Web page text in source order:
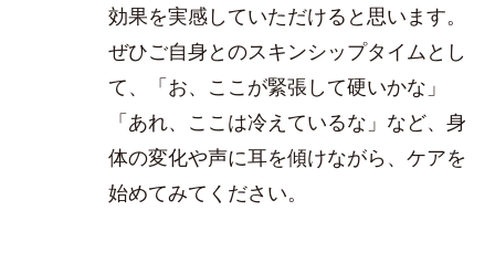
効果を実感していただけると思います。
ぜひご自身とのスキンシップタイムとし
て、「お、ここが緊張して硬いかな」
「あれ、ここは冷えているな」など、身
体の変化や声に耳を傾けながら、ケアを
始めてみてください。